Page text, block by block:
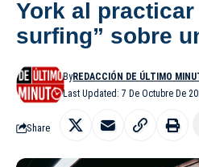
York al
surfing” sobre
Last Updated: 7 De Octubre De
ByREDACCIÓN DE ÚLTIMO
Share